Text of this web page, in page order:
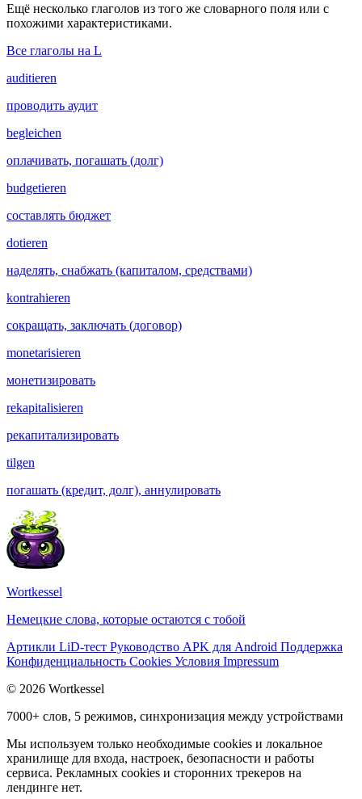
Ещё несколько глаголов из того же словарного поля или с
похожими характеристиками.
Все глаголы на L
auditieren
проводить аудит
begleichen
оплачивать, погашать (долг)
budgetieren
составлять бюджет
dotieren
наделять, снабжать (капиталом, средствами)
kontrahieren
сокращать, заключать (договор)
monetarisieren
монетизировать
rekapitalisieren
рекапитализировать
tilgen
погашать (кредит, долг), аннулировать
Wortkessel
Немецкие слова, которые остаются с тобой
Артикли LiD-тест Руководство APK для Android Поддержка
Конфиденциальность Cookies Условия Impressum
© 2026 Wortkessel
7000+ слов, 5 режимов, синхронизация между устройствами
Мы используем только необходимые cookies и локальное
хранилище для входа, настроек, безопасности и работы
сервиса. Рекламных cookies и сторонних трекеров на
лендинге нет.